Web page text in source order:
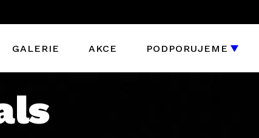
GALERIE AKCE PODPORUJEME